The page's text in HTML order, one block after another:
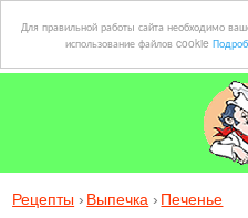
Для правильной работы сайта необходимо
использование файлов cookie
Рецепты Выпечка Печенье